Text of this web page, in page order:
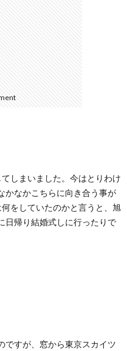
しまいました。今はとりわけ
かなかこちらに向き合う事が
をしていたのかと言うと、旭
日帰り結婚式しに行ったりで
ですが、窓から東京スカイツ